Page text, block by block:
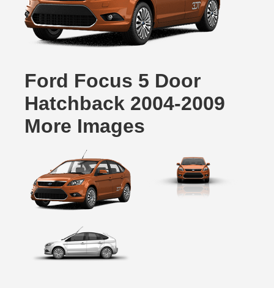
Ford Focus 5 Door
Hatchback 2004-2009
More Images